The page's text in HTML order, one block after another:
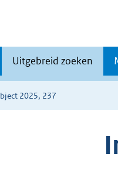
Uitgebreid zoeken
2025, 237